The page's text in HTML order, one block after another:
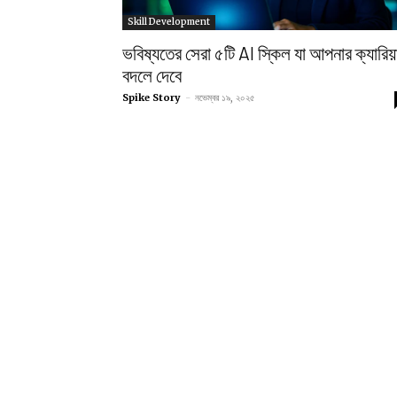
Skill Development
ভবিষ্যতের সেরা ৫টি AI স্কিল যা আপনার
বদলে দেবে
Spike Story - নভেম্বর ১৯, ২০২৫